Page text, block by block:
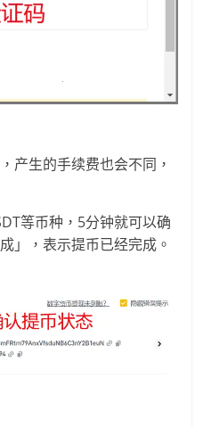
产生的手续费也会不同，
等币种，5分钟就可以确
」，表示提币已经完成。